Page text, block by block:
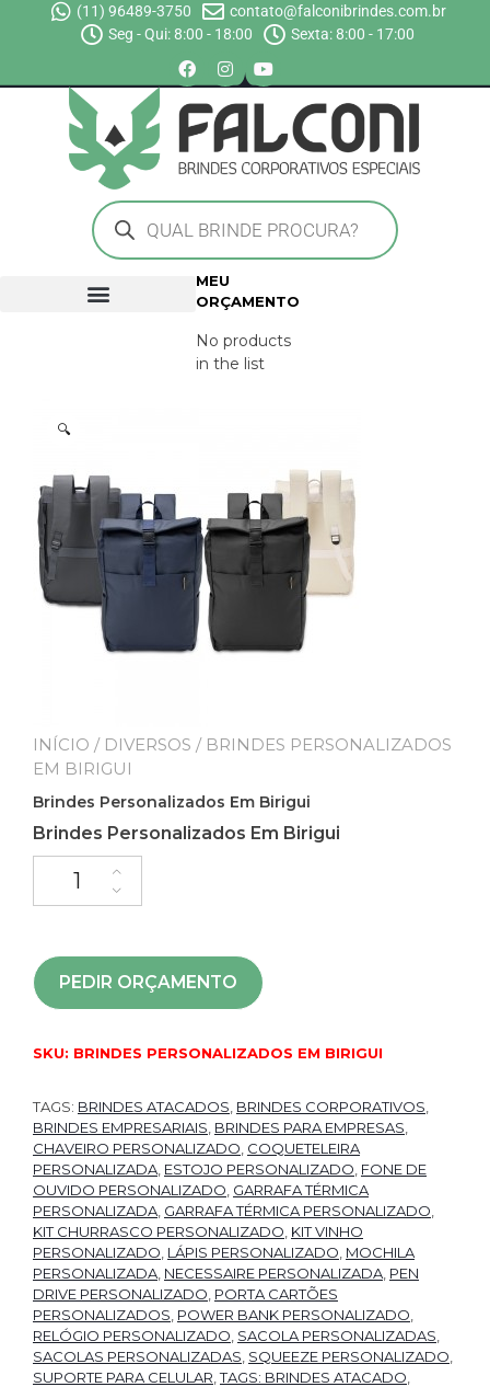
(11) 96489-3750
contato@falconibrindes.com.br
Seg - Qui: 8:00 - 18:00
Sexta: 8:00 - 17:00
MEU
ORÇAMENTO
No products
in the list
🔍
INÍCIO / DIVERSOS / BRINDES PERSONALIZADOS
EM BIRIGUI
Brindes Personalizados Em Birigui
Brindes Personalizados Em Birigui
PEDIR ORÇAMENTO
SKU: BRINDES PERSONALIZADOS EM BIRIGUI
TAGS: BRINDES ATACADOS BRINDES CORPORATIVOS
BRINDES EMPRESARIAIS BRINDES PARA EMPRESAS
CHAVEIRO PERSONALIZADO COQUETELEIRA
PERSONALIZADA ESTOJO PERSONALIZADO FONE DE
OUVIDO PERSONALIZADO GARRAFA TÉRMICA
PERSONALIZADA GARRAFA TÉRMICA PERSONALIZADO
KIT CHURRASCO PERSONALIZADO KIT VINHO
PERSONALIZADO LÁPIS PERSONALIZADO MOCHILA
PERSONALIZADA NECESSAIRE PERSONALIZADA PEN
DRIVE PERSONALIZADO PORTA CARTÕES
PERSONALIZADOS POWER BANK PERSONALIZADO
RELÓGIO PERSONALIZADO SACOLA PERSONALIZADAS
SACOLAS PERSONALIZADAS SQUEEZE PERSONALIZADO
SUPORTE PARA CELULAR ,TAGS: BRINDES ATACADO